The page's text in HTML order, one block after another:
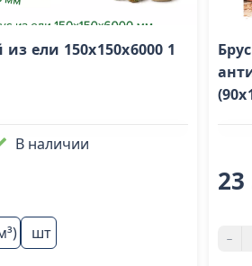
ели 150х150х6000 1
В наличии
шт
23
-